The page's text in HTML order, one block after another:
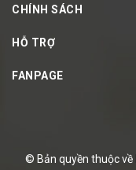
CHÍNH SÁCH
HỖ TRỢ
FANPAGE
© Bản quyền thuộc về